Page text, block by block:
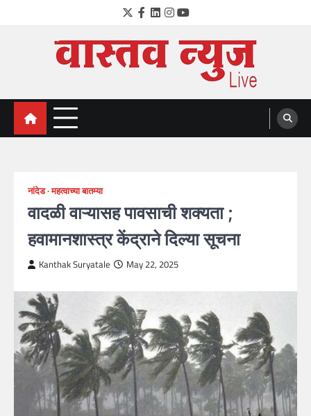
Twitter
Facebook
LinkedIn
Instagram
YouTube
VastavNEWSLive.com
a leading NEWS portal of Maharahstra
नांदेड महत्वाच्या बातम्या
वादळी वाऱ्यासह पावसाची शक्यता ;
हवामानशास्त्र केंद्राने दिल्या सूचना
Kanthak Suryatale May 22, 2025